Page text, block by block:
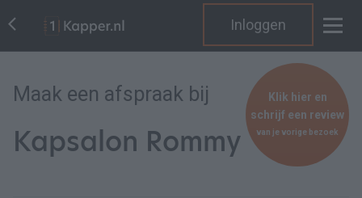
Inloggen
Maak een afspraak bij
Kapsalon Rommy
Klik hier en
schrijf een review
van je vorige bezoek